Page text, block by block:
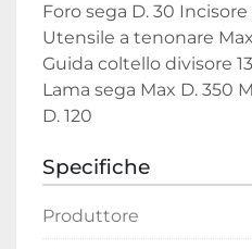
Foro sega D. 30 Incisore
Utensile a tenonare
Guida coltello divisore
Lama sega Max D. 350
D. 120
Specifiche
Produttore